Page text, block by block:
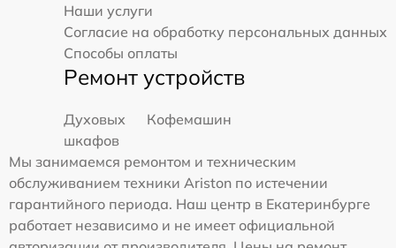
Наши услуги
Согласие на обработку персональных данных
Способы оплаты
Ремонт устройств
Духовых
шкафов
Кофемашин
Мы занимаемся ремонтом и техническим
обслуживанием техники Ariston по истечении
гарантийного периода. Наш центр в Екатеринбурге
работает независимо и не имеет официальной